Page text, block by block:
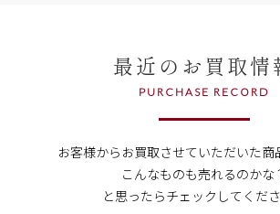
最近のお買取情
PURCHASE RECORD
お客様からお買取させていただいた商
こんなものも売れるのかな
と思ったらチェックしてくださ